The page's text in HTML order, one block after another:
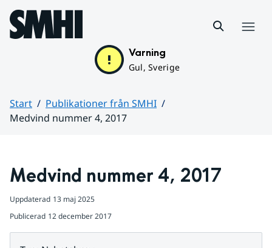
Hoppa till sidans innehåll
Varning
Gul, Sverige
Start
Publikationer från SMHI
Medvind nummer 4, 2017
Medvind nummer 4, 2017
Uppdaterad 13 maj 2025
Publicerad 12 december 2017